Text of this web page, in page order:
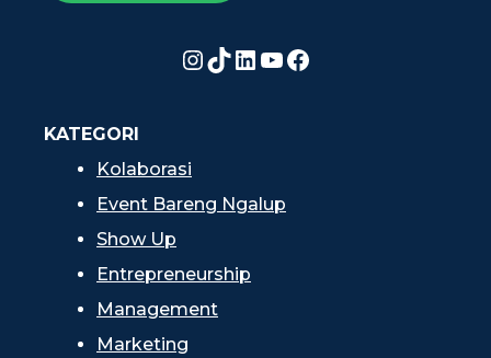
Instagram
TikTok
LinkedIn
YouTube
Facebook
KATEGORI
Kolaborasi
Event Bareng Ngalup
Show Up
Entrepreneurship
Management
Marketing